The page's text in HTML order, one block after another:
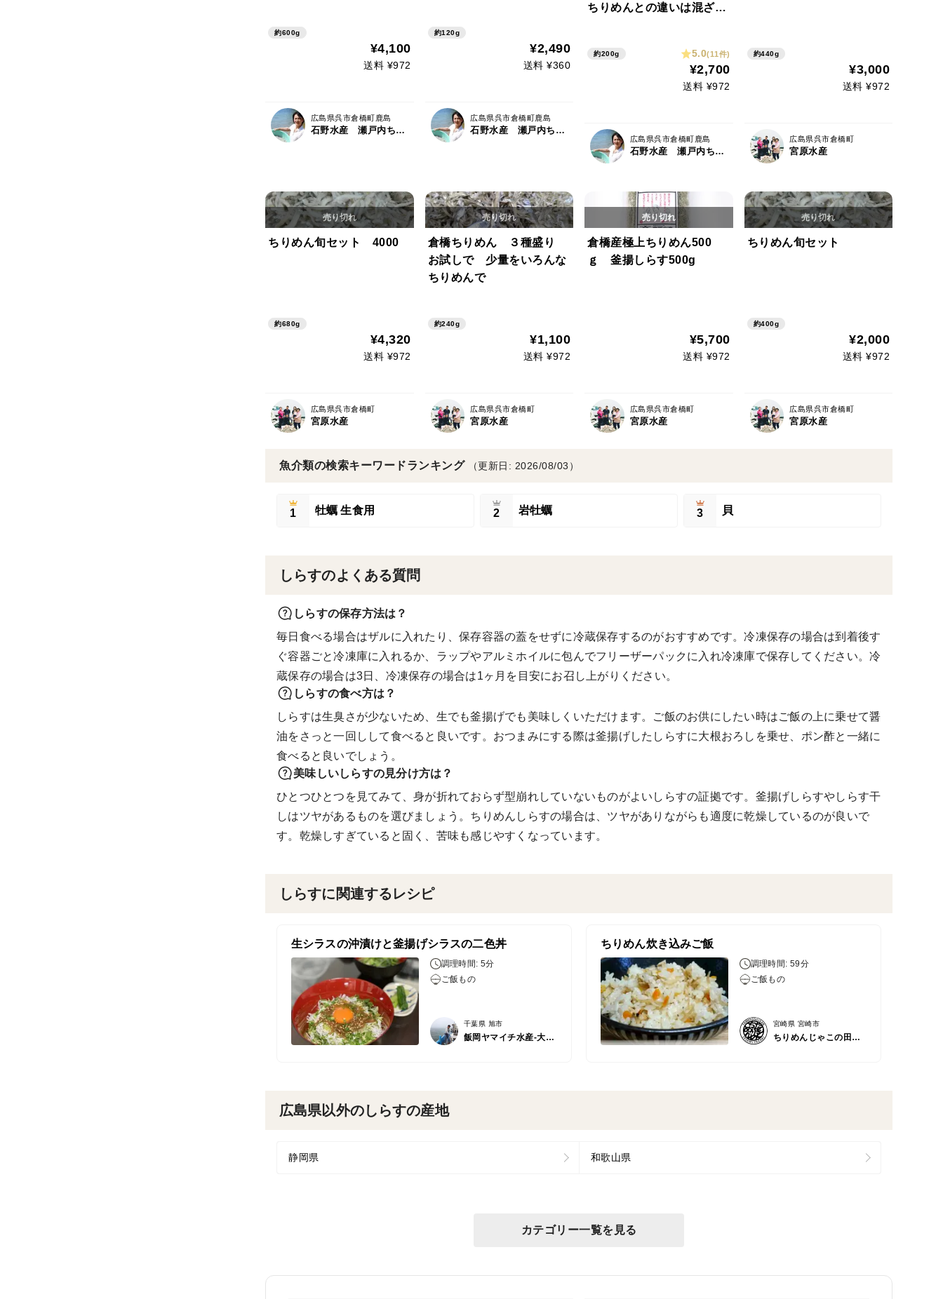
約600g
¥4,100
送料 ¥972
広島県呉市倉橋町鹿島
石野水産 瀬戸内ちりめん ひじき
約120g
¥2,490
送料 ¥360
広島県呉市倉橋町鹿島
石野水産 瀬戸内ちりめん ひじき
ちりめんとの違いは混ざり
約200g 5.0(11件)
¥2,700
送料 ¥972
広島県呉市倉橋町鹿島
石野水産 瀬戸内ちりめん ひじき
約440g
¥3,000
送料 ¥972
広島県呉市倉橋町
宮原水産
ちりめん旬セット 4000
約680g
¥4,320
送料 ¥972
広島県呉市倉橋町
宮原水産
倉橋ちりめん ３種盛り
お試しで 少量をいろんな
ちりめんで
約240g
¥1,100
送料 ¥972
広島県呉市倉橋町
宮原水産
倉橋産極上ちりめん500
ｇ 釜揚しらす500g
¥5,700
送料 ¥972
広島県呉市倉橋町
宮原水産
ちりめん旬セット
約400g
¥2,000
送料 ¥972
広島県呉市倉橋町
宮原水産
魚介類の検索キーワードランキング （更新日: 2026/08/03）
1 牡蠣 生食用 2 岩牡蠣 3 貝
しらすのよくある質問
しらすの保存方法は？
毎日食べる場合はザルに入れたり、保存容器の蓋をせずに冷蔵保存するのがおすすめです。冷凍保存の場合は到着後す
ぐ容器ごと冷凍庫に入れるか、ラップやアルミホイルに包んでフリーザーパックに入れ冷凍庫で保存してください。冷
蔵保存の場合は3日、冷凍保存の場合は1ヶ月を目安にお召し上がりください。
しらすの食べ方は？
しらすは生臭さが少ないため、生でも釜揚げでも美味しくいただけます。ご飯のお供にしたい時はご飯の上に乗せて醤
油をさっと一回しして食べると良いです。おつまみにする際は釜揚げしたしらすに大根おろしを乗せ、ポン酢と一緒に
食べると良いでしょう。
美味しいしらすの見分け方は？
ひとつひとつを見てみて、身が折れておらず型崩れしていないものがよいしらすの証拠です。釜揚げしらすやしらす干
しはツヤがあるものを選びましょう。ちりめんしらすの場合は、ツヤがありながらも適度に乾燥しているのが良いで
す。乾燥しすぎていると固く、苦味も感じやすくなっています。
しらすに関連するレシピ
生シラスの沖漬けと釜揚げシラスの二色丼
調理時間: 5分
ご飯もの
千葉県 旭市
飯岡ヤマイチ水産-大納屋-
ちりめん炊き込みご飯
調理時間: 59分
ご飯もの
宮崎県 宮崎市
ちりめんじゃこの田本水産
広島県以外のしらすの産地
静岡県 和歌山県
カテゴリー一覧を見る